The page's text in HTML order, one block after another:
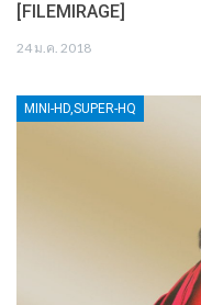
[FILEMIRAGE]
24 ม.ค. 2018
MINI-HD,SUPER-HQ